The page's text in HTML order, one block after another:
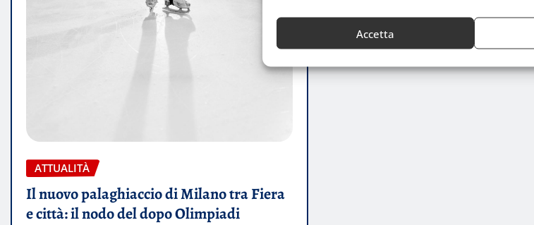
Accetta
ATTUALITÀ
Il nuovo palaghiaccio di Milano tra Fiera
e città: il nodo del dopo Olimpiadi